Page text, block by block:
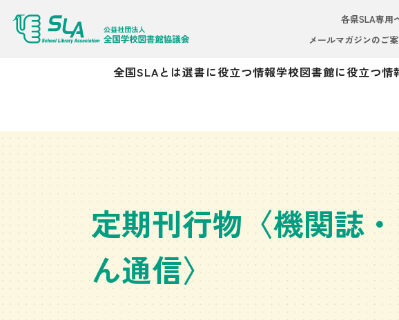
各県SLA専用
メールマガジンのご
全国SLAとは選書に役立つ情報学校図書館に役立つ情
定期刊行物〈機関誌
ん通信〉